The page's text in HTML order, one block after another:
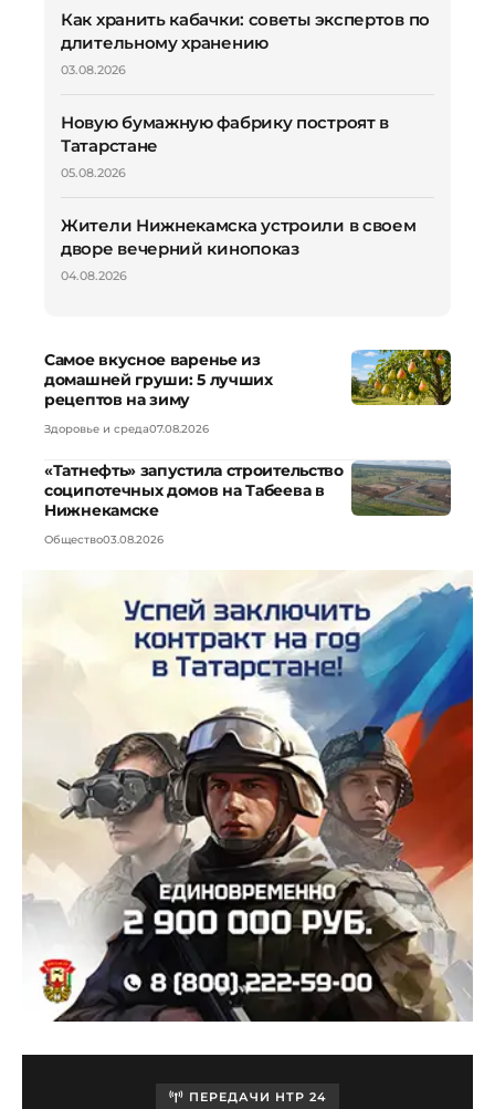
Как хранить кабачки: советы экспертов по
длительному хранению
03.08.2026
Новую бумажную фабрику построят в
Татарстане
05.08.2026
Жители Нижнекамска устроили в своем
дворе вечерний кинопоказ
04.08.2026
Самое вкусное варенье из
домашней груши: 5 лучших
рецептов на зиму
Здоровье и среда07.08.2026
«Татнефть» запустила строительство
соципотечных домов на Табеева в
Нижнекамске
Общество03.08.2026
ПЕРЕДАЧИ НТР 24